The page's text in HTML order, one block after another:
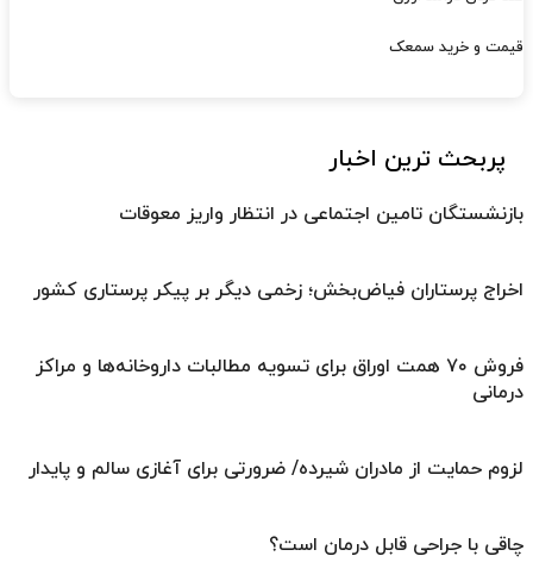
قیمت و خرید سمعک
پربحث ترین اخبار
بازنشستگان تامین اجتماعی در انتظار واریز معوقات
اخراج پرستاران فیاض‌بخش؛ زخمی دیگر بر پیکر پرستاری کشور
فروش ۷۰ همت اوراق برای تسویه مطالبات داروخانه‌ها و مراکز
درمانی
لزوم حمایت از مادران شیرده/ ضرورتی برای آغازی سالم و پایدار
چاقی با جراحی قابل درمان است؟